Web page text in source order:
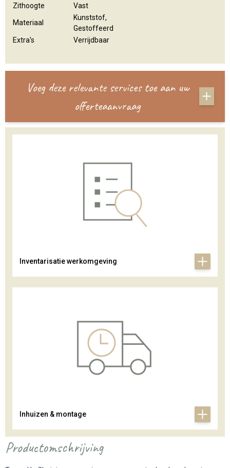
Zithoogte Vast
Materiaal
Kunststof,
Gestoffeerd
Extra's
Verrijdbaar
Voeg deze relevante services toe aan uw
offerteaanvraag
Inventarisatie werkomgeving
Inhuizen & montage
Productomschrijving